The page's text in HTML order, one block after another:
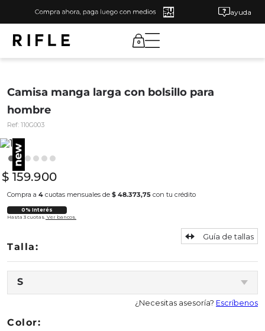
ayuda
0
Camisa manga larga con bolsillo para
hombre
Ref: 110G003
$ 159.900
Compra a 4 cuotas mensuales de $ 48.373,75 con tu crédito
0% Interés
Hasta 3 cuotas. Ver bancos.
S
Guía de tallas
¿Necesitas asesoría? Escríbenos
Color: